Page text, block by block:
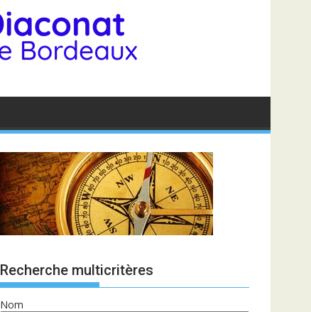
Recherche multicritères
Nom